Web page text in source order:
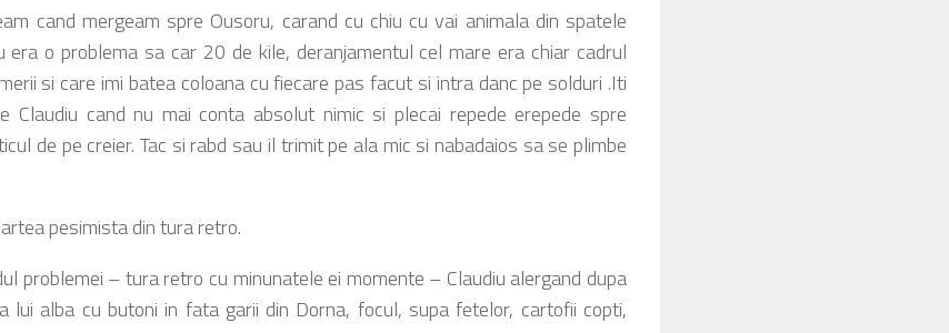
cand mergeam spre Ousoru, carand cu chiu cu vai animala din spatele
era o problema sa car 20 de kile, deranjamentul cel mare era chiar cadrul
si care imi batea coloana cu fiecare pas facut si intra danc pe solduri .Iti
Claudiu cand nu mai conta absolut nimic si plecai repede erepede spre
de pe creier. Tac si rabd sau il trimit pe ala mic si nabadaios sa se plimbe
pesimista din tura retro.
problemei – tura retro cu minunatele ei momente – Claudiu alergand dupa
lui alba cu butoni in fata garii din Dorna, focul, supa fetelor, cartofii copti,